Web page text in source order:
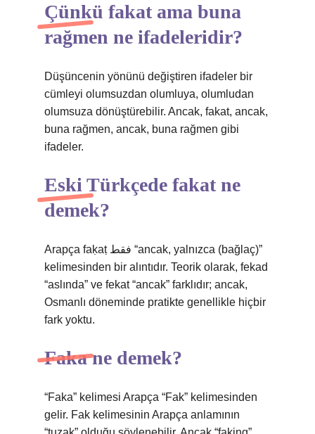
Çünkü fakat ama buna
rağmen ne ifadeleridir?
Düşüncenin yönünü değiştiren ifadeler bir
cümleyi olumsuzdan olumluya, olumludan
olumsuza dönüştürebilir. Ancak, fakat, ancak,
buna rağmen, ancak, buna rağmen gibi
ifadeler.
Eski Türkçede fakat ne
demek?
Arapça faḳaṭ فقط “ancak, yalnızca (bağlaç)”
kelimesinden bir alıntıdır. Teorik olarak, fekad
“aslında” ve fekat “ancak” farklıdır; ancak,
Osmanlı döneminde pratikte genellikle hiçbir
fark yoktu.
Faka ne demek?
“Faka” kelimesi Arapça “Fak” kelimesinden
gelir. Fak kelimesinin Arapça anlamının